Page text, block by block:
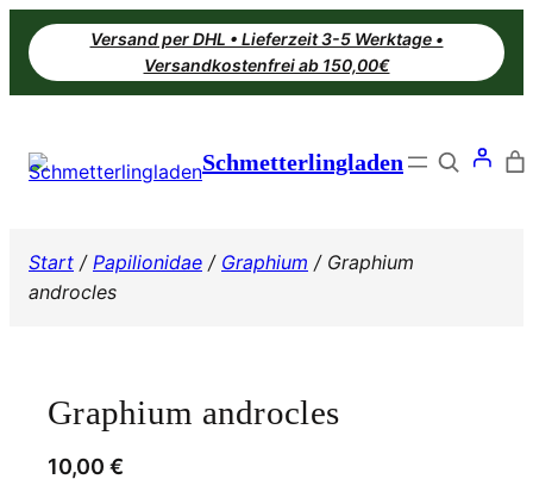
Zum
Inhalt
springen
Versand per DHL • Lieferzeit 3-5 Werktage •
Versandkostenfrei ab 150,00€
Schmetterlingladen Search
Start / Papilionidae / Graphium / Graphium
androcles
Graphium androcles
10,00 €